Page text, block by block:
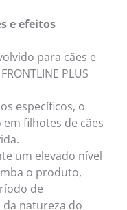
e efeitos
para cães e
PLUS
específicos, o
filhotes de cães
um elevado nível
o produto,
de
natureza do